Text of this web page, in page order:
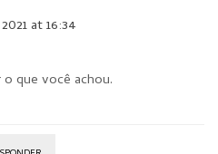
at 16:34
o que você achou.